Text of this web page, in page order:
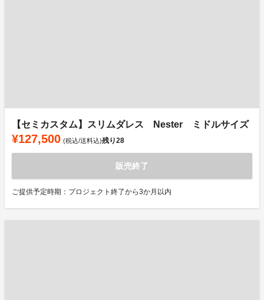
【セミカスタム】スリムダレス Nester ミドルサイズ
¥127,500 (税込/送料込)残り28
販売終了
ご提供予定時期：プロジェクト終了から3か月以内